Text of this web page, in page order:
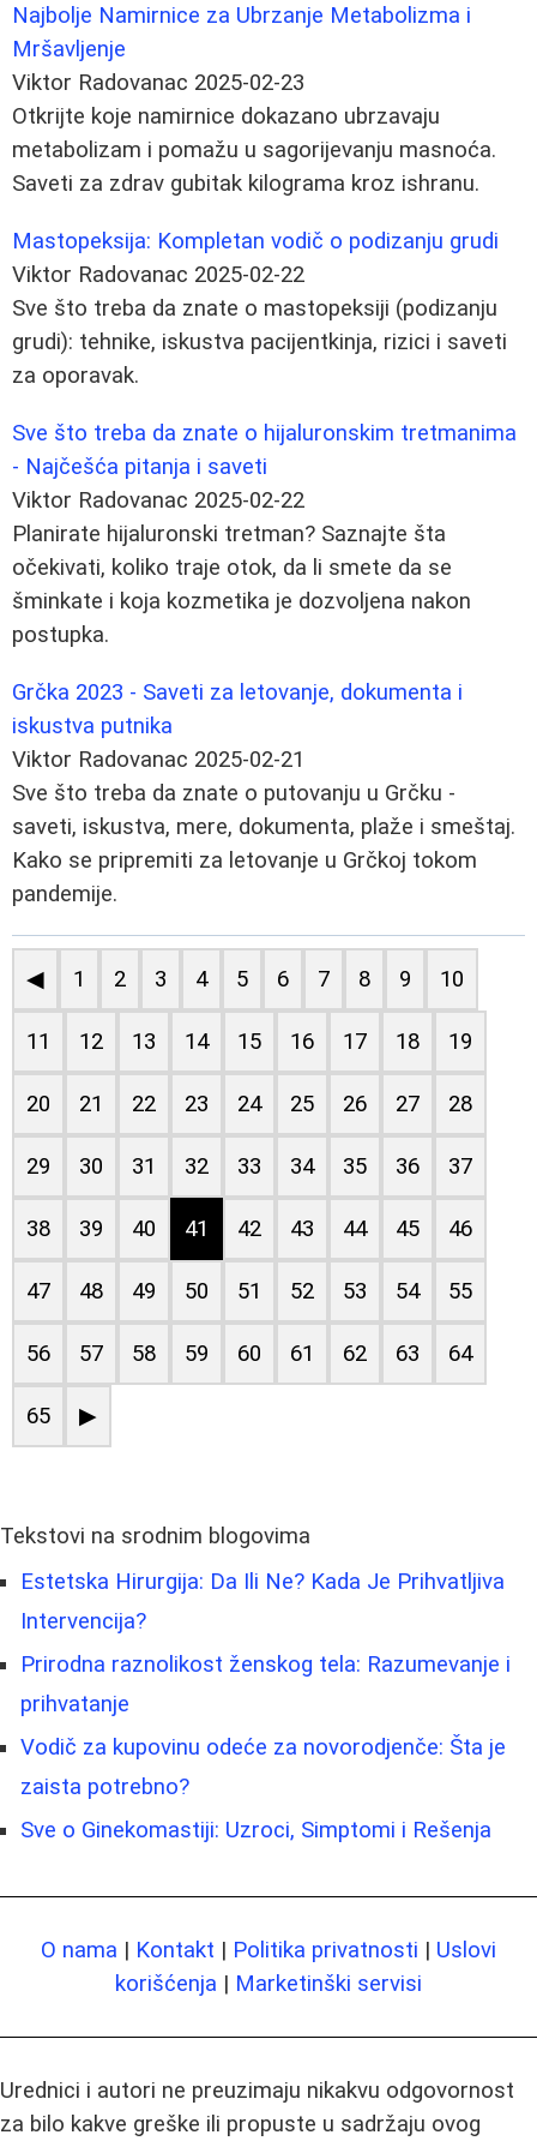
Najbolje Namirnice za Ubrzanje Metabolizma i
Mršavljenje
Viktor Radovanac 2025-02-23
Otkrijte koje namirnice dokazano ubrzavaju
metabolizam i pomažu u sagorijevanju masnoća.
Saveti za zdrav gubitak kilograma kroz ishranu.
Mastopeksija: Kompletan vodič o podizanju grudi
Viktor Radovanac 2025-02-22
Sve što treba da znate o mastopeksiji (podizanju
grudi): tehnike, iskustva pacijentkinja, rizici i saveti
za oporavak.
Sve što treba da znate o hijaluronskim tretmanima
- Najčešća pitanja i saveti
Viktor Radovanac 2025-02-22
Planirate hijaluronski tretman? Saznajte šta
očekivati, koliko traje otok, da li smete da se
šminkate i koja kozmetika je dozvoljena nakon
postupka.
Grčka 2023 - Saveti za letovanje, dokumenta i
iskustva putnika
Viktor Radovanac 2025-02-21
Sve što treba da znate o putovanju u Grčku -
saveti, iskustva, mere, dokumenta, plaže i smeštaj.
Kako se pripremiti za letovanje u Grčkoj tokom
pandemije.
◀ 1 2 3 4 5 6 7 8 9 10
11 12 13 14 15 16 17 18 19
20 21 22 23 24 25 26 27 28
29 30 31 32 33 34 35 36 37
38 39 40 41 42 43 44 45 46
47 48 49 50 51 52 53 54 55
56 57 58 59 60 61 62 63 64
65 ▶
Tekstovi na srodnim blogovima
Estetska Hirurgija: Da Ili Ne? Kada Je Prihvatljiva
Intervencija?
Prirodna raznolikost ženskog tela: Razumevanje i
prihvatanje
Vodič za kupovinu odeće za novorodjenče: Šta je
zaista potrebno?
Sve o Ginekomastiji: Uzroci, Simptomi i Rešenja
O nama | Kontakt | Politika privatnosti | Uslovi
korišćenja | Marketinški servisi
Urednici i autori ne preuzimaju nikakvu odgovornost
za bilo kakve greške ili propuste u sadržaju ovog